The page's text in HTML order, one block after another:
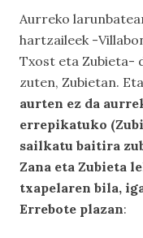
Aurreko
hartzaileek -
Txost eta Zubieta-
zuten, Zubietan.
aurten ez da
errepikatuko
sailkatu baitira
Zana eta Zubieta
txapelaren bila,
Errebote plazan: